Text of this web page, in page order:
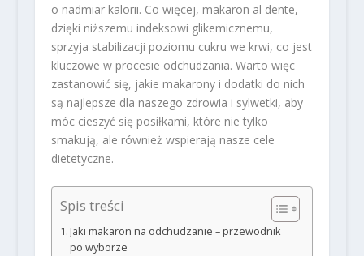
o nadmiar kalorii. Co więcej, makaron al dente,
dzięki niższemu indeksowi glikemicznemu,
sprzyja stabilizacji poziomu cukru we krwi, co jest
kluczowe w procesie odchudzania. Warto więc
zastanowić się, jakie makarony i dodatki do nich
są najlepsze dla naszego zdrowia i sylwetki, aby
móc cieszyć się posiłkami, które nie tylko
smakują, ale również wspierają nasze cele
dietetyczne.
Spis treści
Jaki makaron na odchudzanie – przewodnik
po wyborze